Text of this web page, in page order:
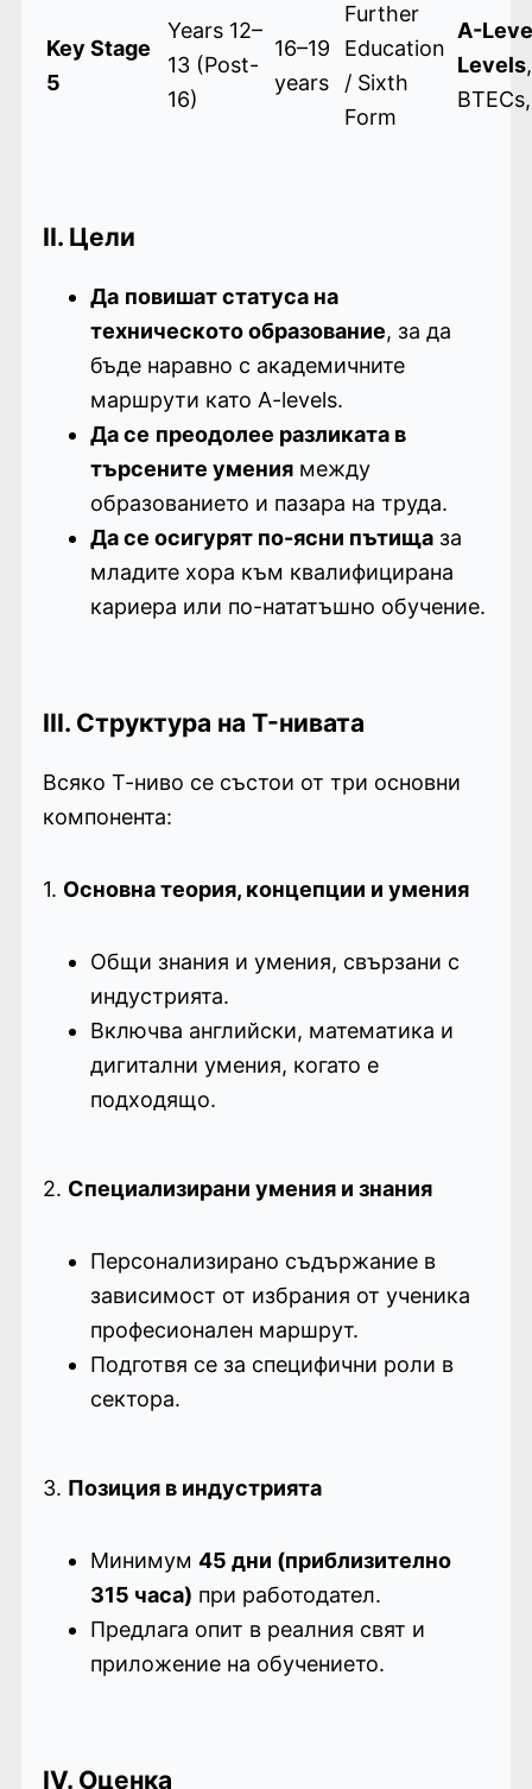
Key Stage
5
Years 12–
13 (Post-
16)
16–19
years
Further
Education
/ Sixth
Form
A-
Levels,
II. Цели
Да повишат статуса на
техническото образование, за да
бъде наравно с академичните
маршрути като A-levels.
Да се преодолее разликата в
търсените умениямежду
образованието и пазара на труда.
Да се осигурят по-ясни пътищаза
младите хора към квалифицирана
кариера или по-нататъшно обучение.
III. Структура на T-нивата
Всяко Т-ниво се състои от три основни
компонента:
1. Основна теория, концепции и умения
Общи знания и умения, свързани с
индустрията.
Включва английски, математика и
дигитални умения, когато е
подходящо.
2. Специализирани умения и знания
Персонализирано съдържание в
зависимост от избрания от ученика
професионален маршрут.
Подготвя се за специфични роли в
сектора.
3. Позиция в индустрията
Минимум 45 дни (приблизително
315 часа) при работодател.
Предлага опит в реалния свят и
приложение на обучението.
IV. Оценка